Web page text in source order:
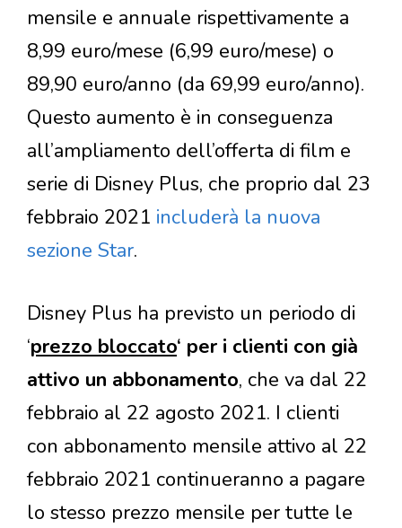
mensile e annuale rispettivamente a
8,99 euro/mese (6,99 euro/mese) o
89,90 euro/anno (da 69,99 euro/anno).
Questo aumento è in conseguenza
all’ampliamento dell’offerta di film e
serie di Disney Plus, che proprio dal 23
febbraio 2021 includerà la nuova
sezione Star.
Disney Plus ha previsto un periodo di
‘prezzo bloccato‘ per i clienti con già
attivo un abbonamento, che va dal 22
febbraio al 22 agosto 2021. I clienti
con abbonamento mensile attivo al 22
febbraio 2021 continueranno a pagare
lo stesso prezzo mensile per tutte le